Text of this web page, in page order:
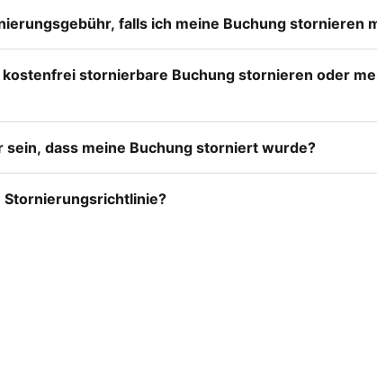
falls ich meine Buchung stornieren
kostenfrei stornierbare Buchung stornieren oder
sein, dass meine Buchung storniert wurde?
Stornierungsrichtlinie?